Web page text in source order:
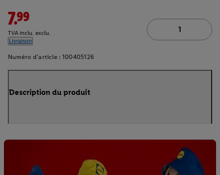
7.99
TVA inclu. exclu.
Livraison
Numéro d'article : 100405126
Description du produit